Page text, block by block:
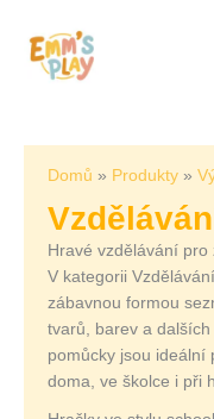
obsah
Domů Produkty
Hravé vzdělávání pro
V kategorii
zábavnou formou
tvarů, barev a
pomůcky jsou ideální
doma, ve školce i při